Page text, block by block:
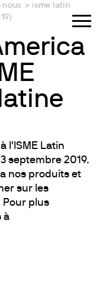
nous > isme latin
l'ISME Latin
septembre 2019.
nos produits et
sur les
Pour plus
à